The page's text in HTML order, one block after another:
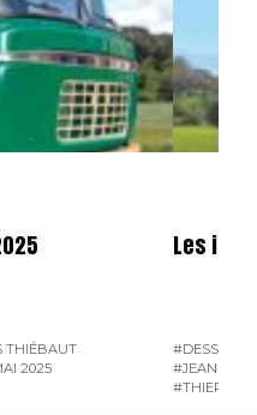
THIÉBAUT
2025
Les
#DESSINS
#JEAN-
#THIERRY